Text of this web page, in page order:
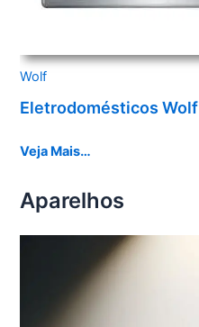
Wolf
Eletrodomésticos Wolf
Veja Mais…
Aparelhos